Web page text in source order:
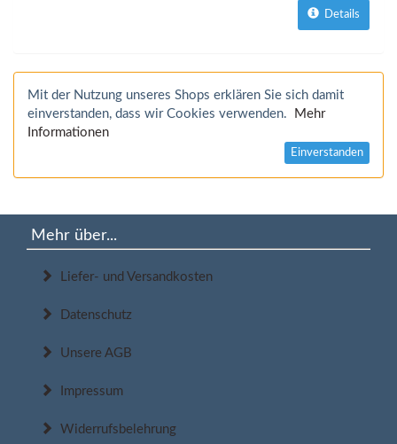
Details
Mit der Nutzung unseres Shops erklären Sie sich damit
einverstanden, dass wir Cookies verwenden.
Mehr
Informationen
Einverstanden
Mehr über...
Liefer- und Versandkosten
Datenschutz
Unsere AGB
Impressum
Widerrufsbelehrung